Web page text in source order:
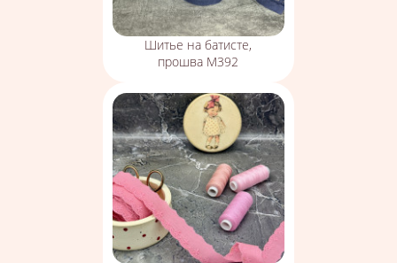
Шитье на батисте,
прошва М392